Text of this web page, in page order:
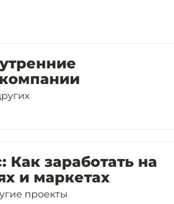
заработать на
и маркетах
проекты